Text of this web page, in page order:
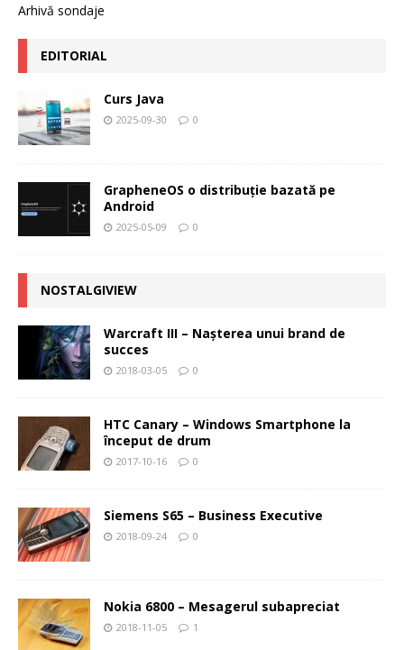
Arhivă sondaje
EDITORIAL
Curs Java
2025-09-30 0
GrapheneOS o distribuție bazată pe
Android
2025-05-09 0
NOSTALGIVIEW
Warcraft III – Naşterea unui brand de
succes
2018-03-05 0
HTC Canary – Windows Smartphone la
început de drum
2017-10-16 0
Siemens S65 – Business Executive
2018-09-24 0
Nokia 6800 – Mesagerul subapreciat
2018-11-05 1